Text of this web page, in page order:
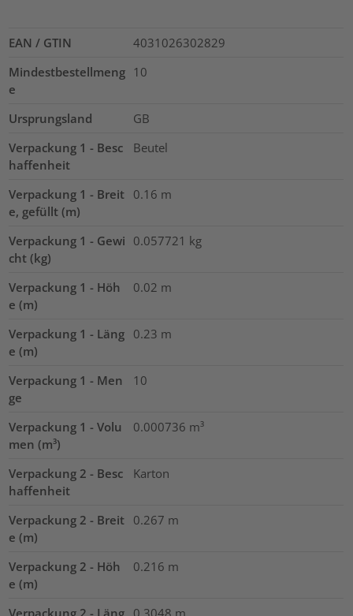
EAN / GTIN
4031026302829
Mindestbestellmeng
e
10
Ursprungsland
GB
Verpackung 1 - Besc
haffenheit
Beutel
Verpackung 1 - Breit
e, gefüllt (m)
0.16 m
Verpackung 1 - Gewi
cht (kg)
0.057721 kg
Verpackung 1 - Höh
e (m)
0.02 m
Verpackung 1 - Läng
e (m)
0.23 m
Verpackung 1 - Men
ge
10
Verpackung 1 - Volu
men (m³)
0.000736 m³
Verpackung 2 - Besc
haffenheit
Karton
Verpackung 2 - Breit
e (m)
0.267 m
Verpackung 2 - Höh
e (m)
0.216 m